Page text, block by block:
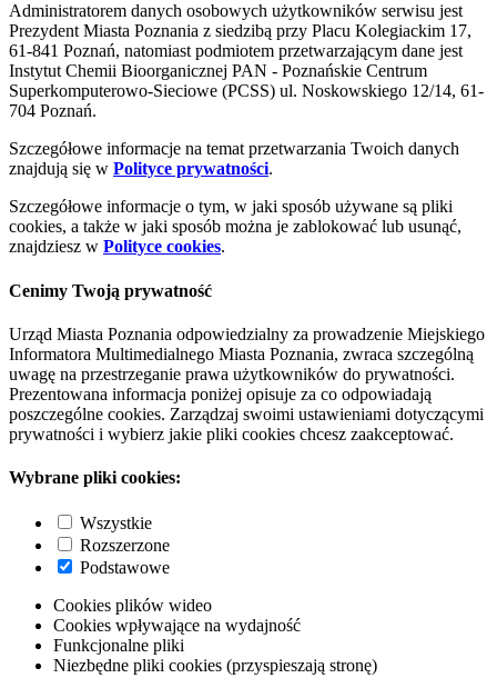
Administratorem danych osobowych użytkowników serwisu jest
Prezydent Miasta Poznania z siedzibą przy Placu Kolegiackim 17,
61-841 Poznań, natomiast podmiotem przetwarzającym dane jest
Instytut Chemii Bioorganicznej PAN - Poznańskie Centrum
Superkomputerowo-Sieciowe (PCSS) ul. Noskowskiego 12/14, 61-
704 Poznań.
Szczegółowe informacje na temat przetwarzania Twoich danych
znajdują się w Polityce prywatności.
Szczegółowe informacje o tym, w jaki sposób używane są pliki
cookies, a także w jaki sposób można je zablokować lub usunąć,
znajdziesz w Polityce cookies.
Cenimy Twoją prywatność
Urząd Miasta Poznania odpowiedzialny za prowadzenie Miejskiego
Informatora Multimedialnego Miasta Poznania, zwraca szczególną
uwagę na przestrzeganie prawa użytkowników do prywatności.
Prezentowana informacja poniżej opisuje za co odpowiadają
poszczególne cookies. Zarządzaj swoimi ustawieniami dotyczącymi
prywatności i wybierz jakie pliki cookies chcesz zaakceptować.
Wybrane pliki cookies:
Wszystkie
Rozszerzone
Podstawowe
Cookies plików wideo
Cookies wpływające na wydajność
Funkcjonalne pliki
Niezbędne pliki cookies (przyspieszają stronę)